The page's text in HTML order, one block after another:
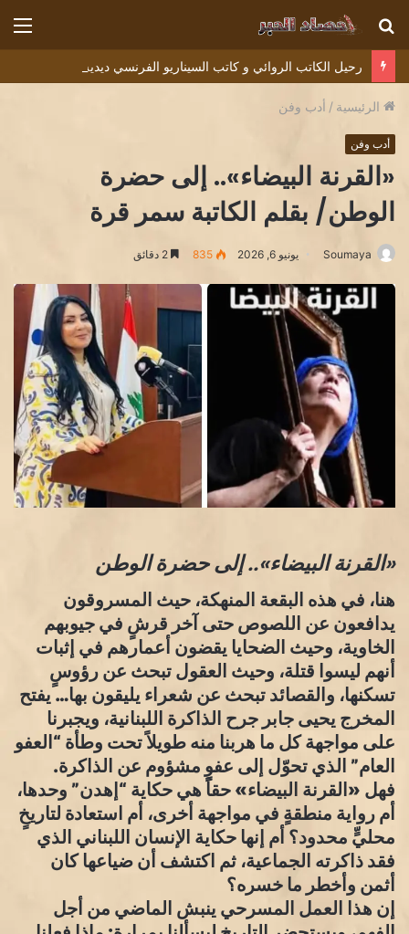
بحث
عن
الرئيسية / أدب وفن
أدب وفن
«القرنة البيضاء».. إلى حضرة
الوطن/ بقلم الكاتبة سمر قرة
Soumaya يونيو 6, 2026 835
«القرنة البيضاء».. إلى حضرة الوطن
هنا، في هذه البقعة المنهكة، حيث المسروقون
يدافعون عن اللصوص حتى آخر قرشٍ في جيوبهم
الخاوية، وحيث الضحايا يقضون أعمارهم في إثبات
أنهم ليسوا قتلة، وحيث العقول تبحث عن رؤوسٍ
تسكنها، والقصائد تبحث عن شعراء يليقون بها… يفتح
المخرج يحيى جابر جرح الذاكرة اللبنانية، ويجبرنا
على مواجهة كل ما هربنا منه طويلاً تحت وطأة “العفو
العام” الذي تحوّل إلى عفوٍ مشؤوم عن الذاكرة.
فهل «القرنة البيضاء» حقاً هي حكاية “إهدن” وحدها،
أم رواية منطقةٍ في مواجهة أخرى، أم استعادة لتاريخٍ
محليٍّ محدود؟ أم إنها حكاية الإنسان اللبناني الذي
فقد ذاكرته الجماعية، ثم اكتشف أن ضياعها كان
أثمن وأخطر ما خسره؟
إن هذا العمل المسرحي ينبش الماضي من أجل